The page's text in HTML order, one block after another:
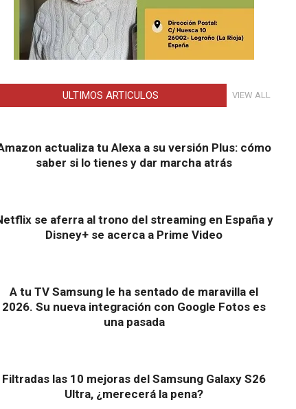
ULTIMOS ARTICULOS VIEW ALL
actualiza tu Alexa a su versión Plus: cómo
saber si lo tienes y dar marcha atrás
se aferra al trono del streaming en España y
Disney+ se acerca a Prime Video
A tu TV Samsung le ha sentado de maravilla el
2026. Su nueva integración con Google Fotos es
una pasada
Filtradas las 10 mejoras del Samsung Galaxy S26
Ultra, ¿merecerá la pena?